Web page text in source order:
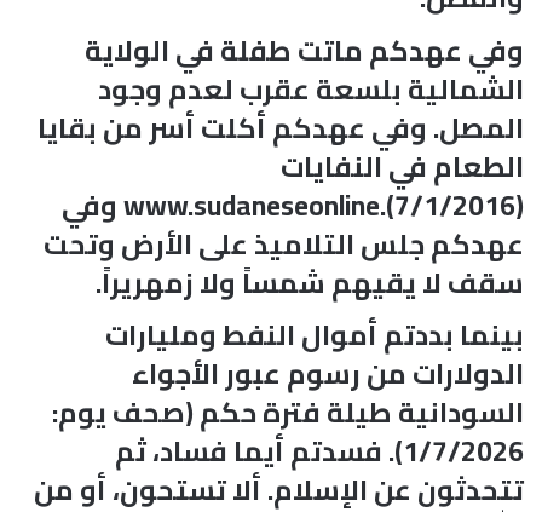
وفي عهدكم ماتت طفلة في الولاية
الشمالية بلسعة عقرب لعدم وجود
المصل. وفي عهدكم أكلت أسر من بقايا
الطعام في النفايات
(7/1/2016).www.sudaneseonline وفي
عهدكم جلس التلاميذ على الأرض وتحت
سقف لا يقيهم شمساً ولا زمهريراً.
بينما بددتم أموال النفط ومليارات
الدولارات من رسوم عبور الأجواء
السودانية طيلة فترة حكم (صحف يوم:
1/7/2026). فسدتم أيما فساد، ثم
تتحدثون عن الإسلام. ألا تستحون، أو من